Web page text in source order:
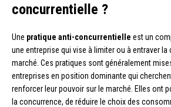
concurrentielle ?
Une pratique anti-concurrentielle est un
une entreprise qui vise à limiter ou à entraver la
marché. Ces pratiques sont généralement
entreprises en position dominante qui
renforcer leur pouvoir sur le marché. Elles ont
la concurrence, de réduire le choix des